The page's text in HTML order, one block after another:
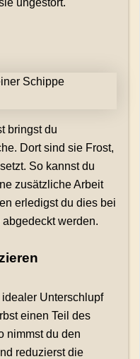
bringst du
Dort sind sie Frost,
So kannst du
zusätzliche Arbeit
erledigst du dies bei
werden.
Unterschlupf
einen Teil des
nimmst du den
reduzierst die